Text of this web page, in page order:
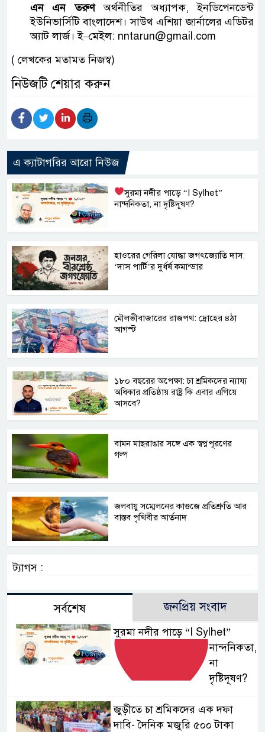
এন এন তরুণঅর্থনীতির অধ্যাপক, ইনডিপেনডেন্ট
ইউনিভার্সিটি বাংলাদেশ। সাউথ এশিয়া জার্নালের এডিটর
অ্যাট লার্জ। ই–মেইল: nntarun@gmail.com
( লেখকের মতামত নিজস্ব)
নিউজটি শেয়ার করুন
এ ক্যাটাগরির আরো নিউজ
সুরমা নদীর পাড়ে “ISylhet”
নান্দনিকতা, না দৃষ্টিদূষণ?
হাওরের গেরিলা যোদ্ধা জগৎজ্যোতি দাস:
‘দাস পার্টি’র দুর্ধর্ষ কমান্ডার
মৌলভীবাজারের রাজপথ: দ্রোহের ৪ঠা
আগস্ট
১৮০ বছরের অপেক্ষা: চা শ্রমিকদের ন্যায্য
অধিকার প্রতিষ্ঠায় রাষ্ট্র কি এবার এগিয়ে
আসবে?
বামন মাছরাঙার সঙ্গে এক স্বপ্নপূরণের
গল্প
জলবায়ু সম্মেলনের কাগুজে প্রতিশ্রুতি আর
বাস্তব পৃথিবীর আর্তনাদ
ট্যাগস :
সর্বশেষ জনপ্রিয় সংবাদ
সুরমা নদীর পাড়ে “I Sylhet”
নান্দনিকতা,
না
দৃষ্টিদূষণ?
জুড়ীতে চা শ্রমিকদের এক দফা
দাবি- দৈনিক মজুরি ৫০০ টাকা